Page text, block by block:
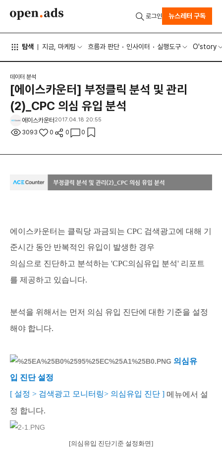
탐색 지금, 마케팅 흐름과 판단 인사이터 실행도구 O'story
로그인 뉴스레터 구독
데이터 분석
[에이스카운터] 부정클릭 분석 및 관리
(2)_CPC 의심 유입 분석
에이스카운터 2017.04.18 20:55
3093 0 0 0
에이스카운터는 클릭당 과금되는 CPC 검색광고에 대해 기
준시간 동안 반복적인 유입이 발생한 경우
의심으로 진단하고 분석하는 'CPC의심유입 분석' 리포트
를 제공하고 있습니다.
분석을 위해서는 먼저 의심 유입 진단에 대한 기준을 설정
해야 합니다.
의심유
입 진단 설정
[ 설정 > 검색광고 모니터링> 의심유입 진단 ] 메뉴에서 설
정 합니다.
[의심유입 진단기준 설정화면]